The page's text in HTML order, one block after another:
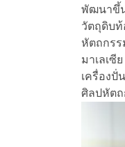
พัฒนาขึ้
วัตถุดิบท้
หัตถกรร
มาเลเซี
เครื่อง
ศิลปหัตถ